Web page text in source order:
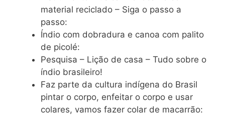
material reciclado – Siga o passo a
passo:
Índio com dobradura e canoa com palito
de picolé:
Pesquisa – Lição de casa – Tudo sobre o
índio brasileiro!
Faz parte da cultura indígena do Brasil
pintar o corpo, enfeitar o corpo e usar
colares, vamos fazer colar de macarrão: